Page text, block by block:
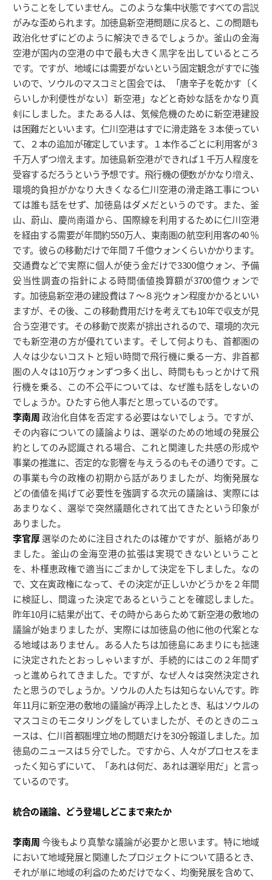
いうことをしていません。このような集中状態ですべての言説
がみな歪められます。加徳島新空港問題に戻ると、この問題も
政治化せずにどのように解決できるでしょうか。釜山の金海
空港が国内の空港の中で最も大きく黒字を出しているところ
です。ですが、地域には需要がないという固定観念がすでに強
いので、ソウルのマスコミと国会では、「唐辛子を乾かす〔く
らいしか利便性がない〕新空港」などと奇妙な話をかなり真
剣にしました。またある人は、気候危機のために新空港建設
は困難だといいます。仁川空港はすでに滑走路を３本使ってい
て、２本の追加が確定しています。１本作るごとに利用客が３
千万人ずつ増えます。加徳島新空港ができれば１千万人程度を
受容するだろうという予想です。飛行機の便数がかなり増え、
環境的負担がかなり大きくなる仁川空港の滑走路工事につい
ては誰も話をせず、加徳島はダメだというのです。また、釜
山、蔚山、慶尚南道から、国際線を利用するために仁川空港
を経由する需要が年間約550万人、東南圏の航空利用客の40 ％
です。彼らの移動だけで年間７千億ウォンくらいかかります。
交通費などで実際に個人が使う金だけで3300億ウォン、予備
妥当性調査の指針による時間価値換算額が3700億ウォンで
す。加徳島新空港の建設費は７〜８兆ウォン程度かかるといい
ますが、その後、この移動費用だけを考えても10年で収支が見
合う空港です。その移動で炭素が排出されるので、環境的次元
でも新空港の方が優れています。そして何よりも、首都圏の
人々は少ないコストと短い時間で飛行機に乗る一方、非首都
圏の人々は10万ウォンずつ多く出し、時間ももっとかけて飛
行機を乗る、この不公平については、なぜ誰も話をしないの
でしょうか。ひたすら他人事だと思っているのです。
李南周政治化自体を否定する必要はないでしょう。ですが、
その内容についての議論よりは、選挙のための地域の発展公
約としてのみ認識される場合、これと関連した共感の形成や
事業の推進に、否定的な影響を与えうるのもその通りです。こ
の事業も今の政権の初期から話がありましたが、均衡発展な
どの価値を掲げて必要性を強調する次元の議論は、実際には
あまりなく、選挙で突然議題化されて出てきたという印象が
ありました。
李官厚選挙のために注目されたのは確かですが、脈絡があり
ました。釜山の金海空港の拡張は実現できないということ
を、朴槿恵政権で適当にごまかして決定を下しました。なの
で、文在寅政権になって、その決定が正しいかどうかを２年間
に検証し、間違った決定であるということを確認しました。
昨年10月に結果が出て、その時からあらためて新空港の敷地の
議論が始まりましたが、実際には加徳島の他に他の代案とな
る地域はありません。ある人たちは加徳島にあまりにも拙速
に決定されたとおっしゃいますが、手続的にはこの２年間ず
っと進められてきました。ですが、なぜ人々は突然決定され
たと思うのでしょうか。ソウルの人たちは知らないんです。昨
年11月に新空港の敷地の議論が再浮上したとき、私はソウルの
マスコミのモニタリングをしていましたが、そのときのニュ
ースは、仁川首都圏埋立地の問題だけを30分報道しました。加
徳島のニュースは５分でした。ですから、人々がプロセスをま
ったく知らずにいて、「あれは何だ、あれは選挙用だ」と言っ
ているのです。
統合の議論、どう登場しどこまで来たか
李南周今後もより真摯な議論が必要かと思います。特に地域
において地域発展と関連したプロジェクトについて語るとき、
それが単に地域の利益のためだけでなく、均衡発展を含めて、